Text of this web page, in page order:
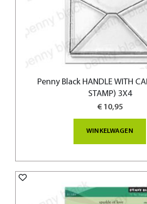
Penny Black HANDLE WITH
STAMP) 3X4
€ 10,95
WINKELWAGEN